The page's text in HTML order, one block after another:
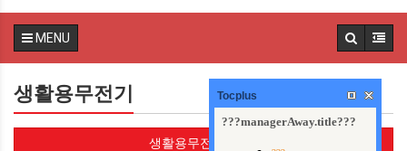
MENU
생활용무전기
생활용무전기(16)
Tocplus